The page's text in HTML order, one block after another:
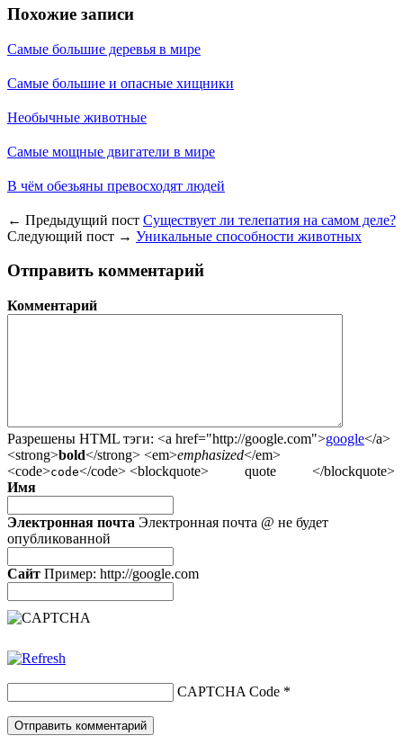
Похожие записи
Самые большие деревья в мире
Самые большие и опасные хищники
Необычные животные
Самые мощные двигатели в мире
В чём обезьяны превосходят людей
← Предыдущий пост Существует ли телепатия на самом деле?
Следующий пост → Уникальные способности животных
Отправить комментарий
Комментарий
Разрешены HTML тэги: <a href="http://google.com">google</a>
<strong>bold</strong> <em>emphasized</em>
<code>code</code> <blockquote> quote
</blockquote>
Имя
Электронная почта Электронная почта @ не будет
опубликованной
Сайт Пример: http://google.com
CAPTCHA Code *